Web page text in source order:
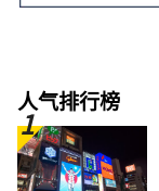
人气排行榜